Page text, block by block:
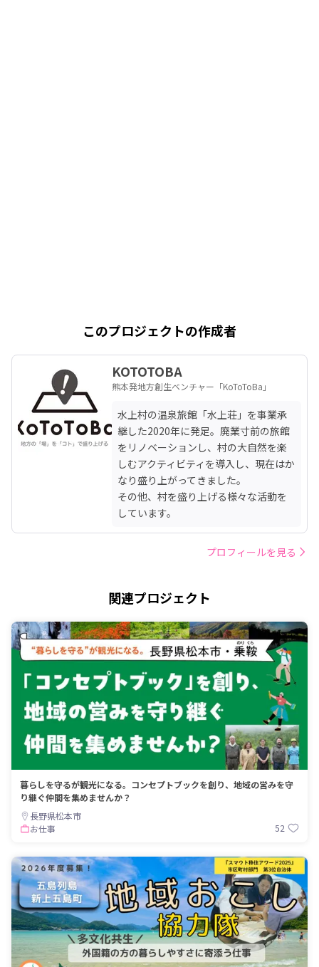
このプロジェクトの作成者
KOTOTOBA
熊本発地方創生ベンチャー「KoToToBa」
水上村の温泉旅館「水上荘」を事業承
継した2020年に発足。廃業寸前の旅館
をリノベーションし、村の大自然を楽
しむアクティビティを導入し、現在はか
なり盛り上がってきました。
その他、村を盛り上げる様々な活動を
しています。
プロフィールを見る
関連プロジェクト
暮らしを守るが観光になる。コンセプトブックを創り、地域の営みを守
り継ぐ仲間を集めませんか？
長野県松本市
お仕事
52